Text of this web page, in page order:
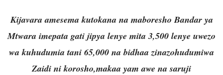
Kijavara amesema kutokana na maboresho Bandar ya
Mtwara imepata gati jipya lenye mita 3,500 lenye uwezo
wa kuhudumia tani 65,000 na bidhaa zinazohudumiwa
Zaidi ni korosho,makaa yam awe na saruji